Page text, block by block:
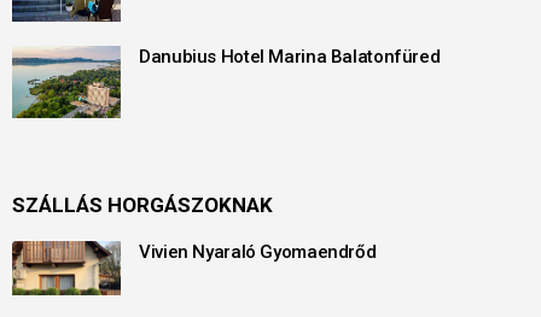
Danubius Hotel Marina Balatonfüred
SZÁLLÁS HORGÁSZOKNAK
Vivien Nyaraló Gyomaendrőd